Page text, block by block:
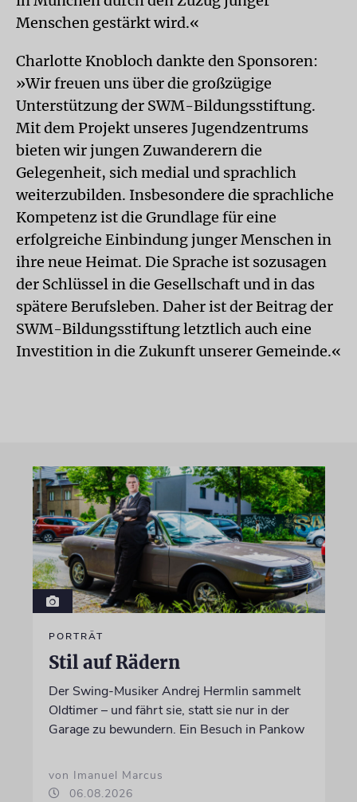
Menschen gestärkt wird.«
Charlotte Knobloch dankte den Sponsoren:
»Wir freuen uns über die großzügige
Unterstützung der SWM-Bildungsstiftung.
Mit dem Projekt unseres Jugendzentrums
bieten wir jungen Zuwanderern die
Gelegenheit, sich medial und sprachlich
weiterzubilden. Insbesondere die sprachliche
Kompetenz ist die Grundlage für eine
erfolgreiche Einbindung junger Menschen in
ihre neue Heimat. Die Sprache ist sozusagen
der Schlüssel in die Gesellschaft und in das
spätere Berufsleben. Daher ist der Beitrag der
SWM-Bildungsstiftung letztlich auch eine
Investition in die Zukunft unserer Gemeinde.«
PORTRÄT
Stil auf Rädern
Der Swing-Musiker Andrej Hermlin sammelt
Oldtimer – und fährt sie, statt sie nur in der
Garage zu bewundern. Ein Besuch in Pankow
von Imanuel Marcus
06.08.2026